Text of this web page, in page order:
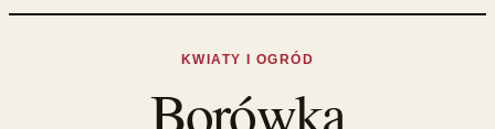
KWIATY I OGRÓD
Borówka